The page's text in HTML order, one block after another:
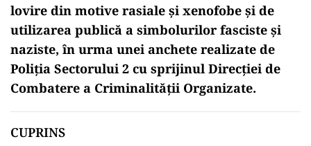
lovire din motive rasiale și xenofobe și de
utilizarea publică a simbolurilor fasciste și
naziste, în urma unei anchete realizate de
Poliția Sectorului 2 cu sprijinul Direcției de
Combatere a Criminalității Organizate.
CUPRINS